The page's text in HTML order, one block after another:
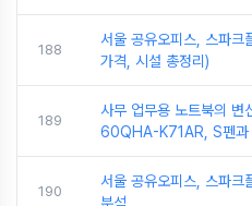
188
서울 공유오피스, 스파크
가격, 시설 총정리)
189
사무 업무용 노트북의
60QHA-K71AR, S펜과
190
서울 공유오피스, 스파크
분석